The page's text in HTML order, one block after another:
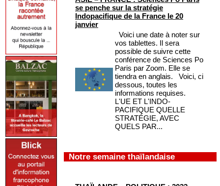
se penche sur la stratégie
Indopacifique de la France le 20
janvier
Voici une date à noter sur
vos tablettes. Il sera
possible de suivre cette
conférence de Sciences Po
Paris par Zoom. Elle se
tiendra en anglais. Voici, ci
dessous, toutes les
informations requises.
L'UE ET L'INDO-
PACIFIQUE QUELLE
STRATÉGIE, AVEC
QUELS PAR...
Notre semaine thaïlandaise